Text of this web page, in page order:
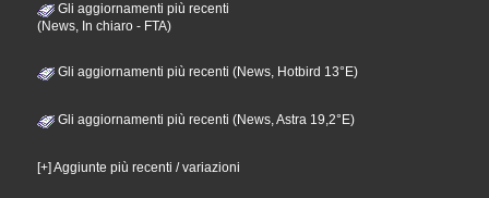
Gli aggiornamenti più recenti
(News, In chiaro - FTA)
Gli aggiornamenti più recenti (News, Hotbird 13°E)
Gli aggiornamenti più recenti (News, Astra 19,2°E)
[+] Aggiunte più recenti / variazioni